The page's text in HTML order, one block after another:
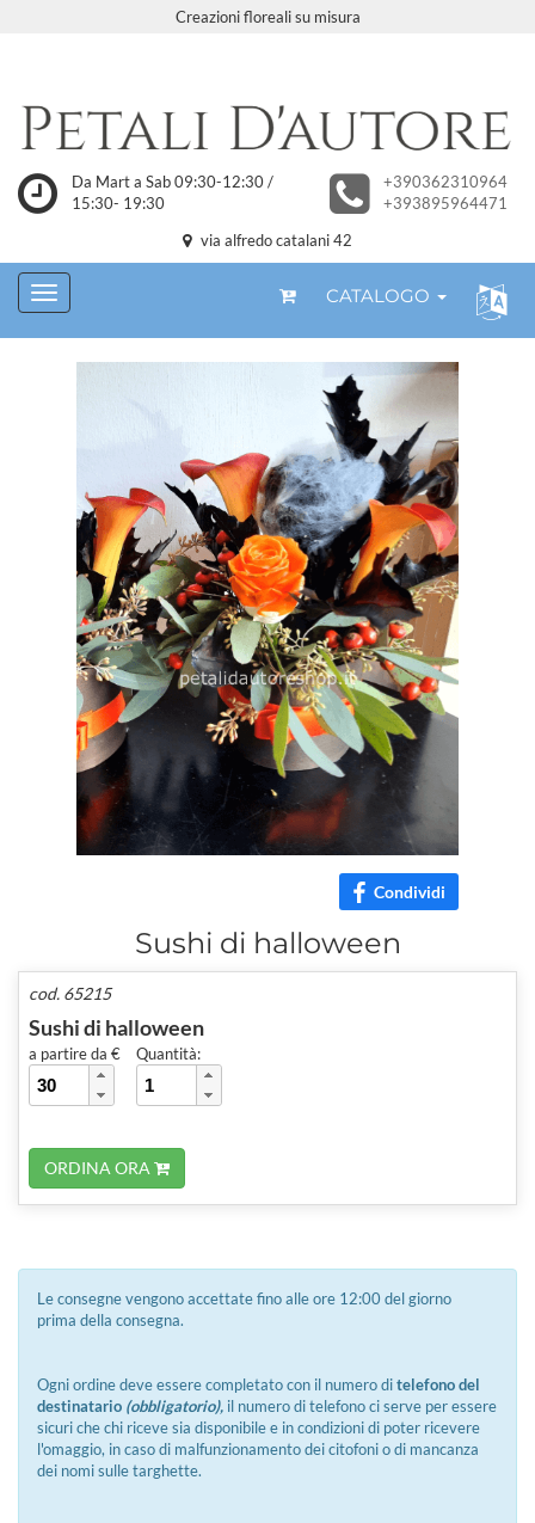
Creazioni floreali su misura
Da Mart a Sab 09:30-12:30 /
15:30- 19:30
+390362310964
+393895964471
via alfredo catalani 42
CATALOGO
Condividi
Sushi di halloween
cod. 65215
Sushi di halloween
a partire da € Quantità:
ORDINA ORA
Le consegne vengono accettate fino alle ore 12:00 del giorno
prima della consegna.
Ogni ordine deve essere completato con il numero ditelefono del
destinatario (obbligatorio), il numero di telefono ci serve per essere
sicuri che chi riceve sia disponibile e in condizioni di poter ricevere
l'omaggio, in caso di malfunzionamento dei citofoni o di mancanza
dei nomi sulle targhette.